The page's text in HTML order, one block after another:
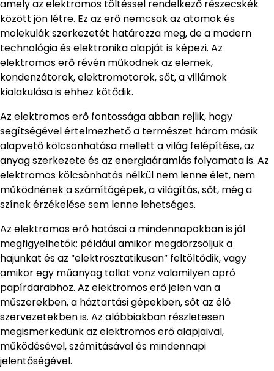
amely az elektromos töltéssel rendelkező részecskék
között jön létre. Ez az erő nemcsak az atomok és
molekulák szerkezetét határozza meg, de a modern
technológia és elektronika alapját is képezi. Az
elektromos erő révén működnek az elemek,
kondenzátorok, elektromotorok, sőt, a villámok
kialakulása is ehhez kötődik.
Az elektromos erő fontossága abban rejlik, hogy
segítségével értelmezhető a természet három másik
alapvető kölcsönhatása mellett a világ felépítése, az
anyag szerkezete és az energiaáramlás folyamata is. Az
elektromos kölcsönhatás nélkül nem lenne élet, nem
működnének a számítógépek, a világítás, sőt, még a
színek érzékelése sem lenne lehetséges.
Az elektromos erő hatásai a mindennapokban is jól
megfigyelhetők: például amikor megdörzsöljük a
hajunkat és az “elektrosztatikusan” feltöltődik, vagy
amikor egy műanyag tollat vonz valamilyen apró
papírdarabhoz. Az elektromos erő jelen van a
műszerekben, a háztartási gépekben, sőt az élő
szervezetekben is. Az alábbiakban részletesen
megismerkedünk az elektromos erő alapjaival,
működésével, számításával és mindennapi
jelentőségével.